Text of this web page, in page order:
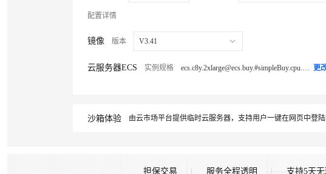
配置详情
镜像 版本 V3.41
云服务器ECS 实例规格 ecs.c8y.2xlarge@ecs.buy.#simpleBuy.cpu.memory计算型 c8y 更
沙箱体验 由云市场平台提供临时云服务器，支持用户一键在网页中登
担保交易 服务全程透明 支持5天